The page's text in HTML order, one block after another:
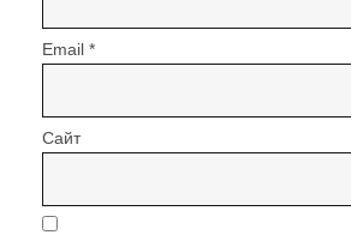
Email *
Сайт